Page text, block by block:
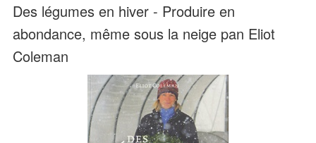
Des légumes en hiver - Produire en
abondance, même sous la neige pan Eliot
Coleman